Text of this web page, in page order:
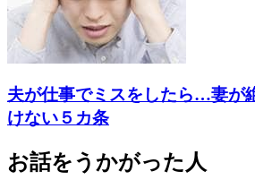
夫が仕事でミスをしたら…妻が
けない５カ条
お話をうかがった人